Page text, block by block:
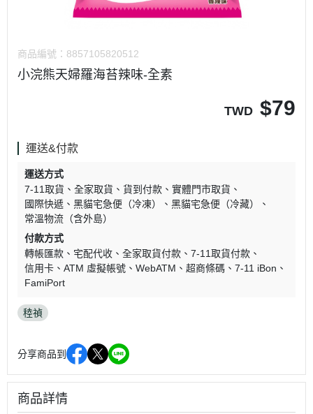
商品編號： 8857105820512
小浣熊天婦羅海苔辣味-全素
TWD $79
運送&付款
運送方式
7-11取貨
全家取貨 貨到付款
實體門市取貨
國際快遞
黑貓宅急便（冷凍）
黑貓宅急便（冷藏）
常溫物流（含外島）
付款方式
轉帳匯款
宅配代收 全家取貨付款
7-11取貨付款
信用卡
ATM 虛擬帳號 WebATM 超商條碼
7-11 iBon
FamiPort
稑禎
分享商品到
商品詳情